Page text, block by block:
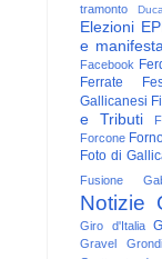
tramonto
Elezioni
e
Facebook
Ferrate
Gallicanesi
e Tributi
Forcone
Foto di
Fusione
Notizie
Giro d'Italia
Gravel